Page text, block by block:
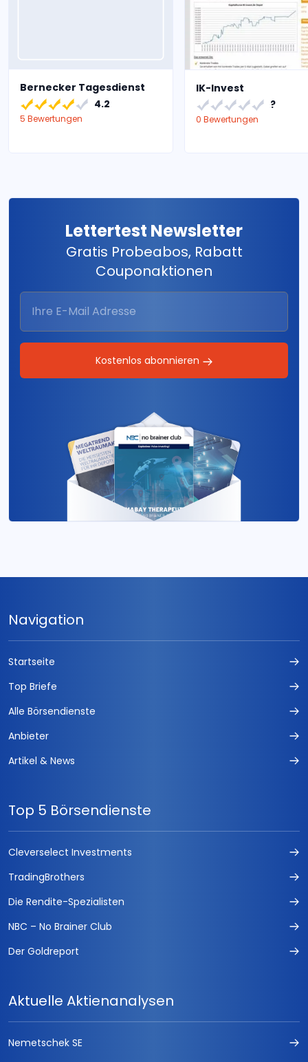
Bernecker Tagesdienst
4.2
5 Bewertungen
IK-Invest
?
0 Bewertungen
Lettertest Newsletter
Gratis Probeabos, Rabatt
Couponaktionen
Kostenlos abonnieren
Navigation
Startseite
Top Briefe
Alle Börsendienste
Anbieter
Artikel & News
Top 5 Börsendienste
Cleverselect Investments
TradingBrothers
Die Rendite-Spezialisten
NBC – No Brainer Club
Der Goldreport
Aktuelle Aktienanalysen
Nemetschek SE